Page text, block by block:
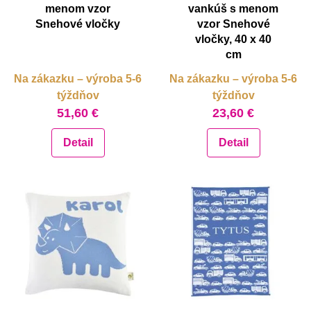
menom vzor
Snehové vločky
Na zákazku – výroba 5-6
týždňov
51,60 €
Detail
vankúš s menom
vzor Snehové
vločky, 40 x 40
cm
Na zákazku – výroba 5-6
týždňov
23,60 €
Detail